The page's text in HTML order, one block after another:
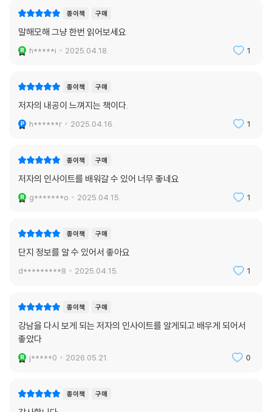
종이책 구매
말해모해 그냥 한번 읽어보세요
h*****i 2025.04.18. 1
종이책 구매
저자의 내공이 느껴지는 책이다.
h******r 2025.04.16. 1
종이책 구매
저자의 인사이트를 배워갈 수 있어 너무 좋네요
g*******o 2025.04.15. 1
종이책 구매
단지 정보를 알 수 있어서 좋아요
d*********8 2025.04.15. 1
종이책 구매
강남을 다시 보게 되는 저자의 인사이트를 알게되고 배우게 되어서
좋았다
j*****0 2026.05.21. 0
종이책 구매